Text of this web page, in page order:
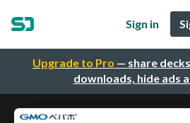
Upgrade to Pro — share
downloads, hide ads
Sign in